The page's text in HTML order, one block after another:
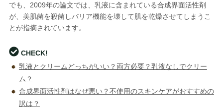
でも、2009年の論文では、乳液に含まれている合成界面活性剤
が、美肌菌を殺菌しバリア機能を壊して肌を乾燥させてしまうこ
とが指摘されています。
CHECK!
乳液とクリームどっちがいい？両方必要？乳液なしでクリー
ム？
合成界面活性剤はなぜ悪い？不使用のスキンケアがおすすめの
訳は？